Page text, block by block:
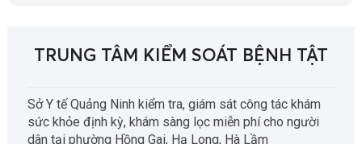
TRUNG TÂM KIỂM SOÁT BỆNH TẬT
Sở Y tế Quảng Ninh kiểm tra, giám sát công tác khám
sức khỏe định kỳ, khám sàng lọc miễn phí cho người
dân tại phường Hồng Gai, Hạ Long, Hà Lầm